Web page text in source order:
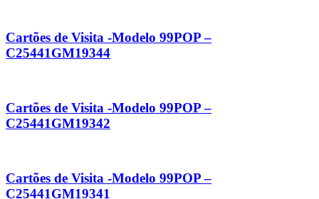
Cartões de Visita -Modelo 99POP –
C25441GM19344
Cartões de Visita -Modelo 99POP –
C25441GM19342
Cartões de Visita -Modelo 99POP –
C25441GM19341